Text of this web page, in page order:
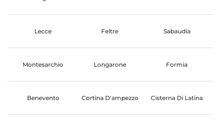
Lecce Feltre Sabaudia
Montesarchio Longarone Formia
Benevento Cortina D'ampezzo Cisterna Di Latina